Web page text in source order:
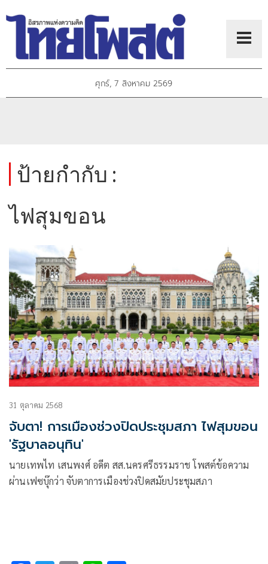
ศุกร์, 7 สิงหาคม 2569
ป้ายกำกับ :
ไฟสุมขอน
31 ตุลาคม 2568
จับตา! การเมืองช่วงปิดประชุมสภา ไฟสุมขอน
'รัฐบาลอนุทิน'
นายเทพไท เสนพงศ์ อดีต สส.นครศรีธรรมราช โพสต์ข้อความ
ผ่านเฟซบุ๊กว่า จับตาการเมืองช่วงปิดสมัยประชุมสภา